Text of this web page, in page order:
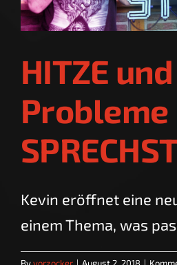
HITZE und
Probleme
Kevin eröffnet eine
einem Thema, was
Byvorzocker | August 2, 2018 |